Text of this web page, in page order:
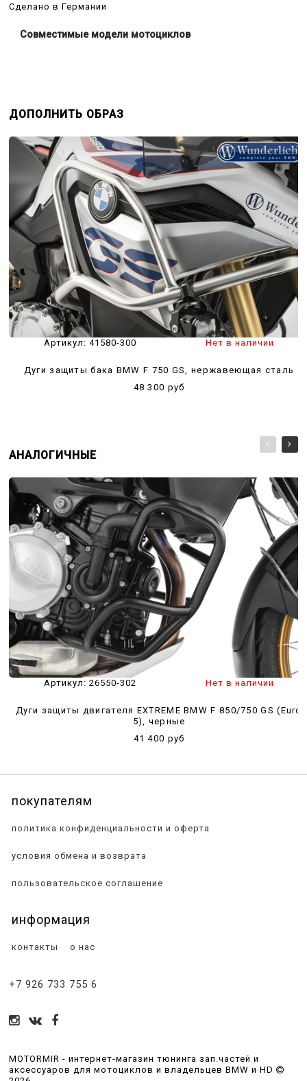
Сделано в Германии
Совместимые модели мотоциклов
ДОПОЛНИТЬ ОБРАЗ
Артикул: 41580-300 Нет в наличии
Дуги защиты бака BMW F 750 GS, нержавеющая сталь
48 300 руб
АНАЛОГИЧНЫЕ
Артикул: 26550-302 Нет в наличии
Дуги защиты двигателя EXTREME BMW F 850/750 GS (Euro
5), черные
41 400 руб
покупателям
политика конфиденциальности и оферта
условия обмена и возврата
пользовательское соглашение
информация
контакты о нас
+7 926 733 755 6
MOTORMIR - интернет-магазин тюнинга зап.частей и
аксессуаров для мотоциклов и владельцев BMW и HD